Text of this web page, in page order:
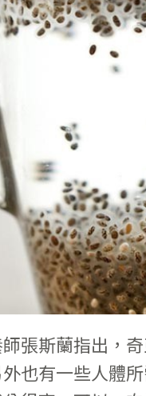
張斯蘭指出，
也有一些人體